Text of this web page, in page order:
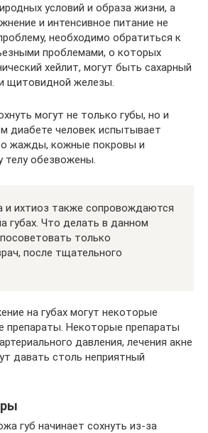
условий и образа жизни, а
и интенсивное питание не
необходимо обратиться к
проблемами, о которых
хейлит, могут быть сахарный
щитовидной железы.
могут не только губы, но и
диабете человек испытывает
жажды, кожные покровы и
телу обезвожены.
и ихтиоз также сопровождаются
губах. Что делать в данном
только
после тщательного
на губах могут некоторые
препараты. Некоторые препараты
давления, лечения акне
давать столь неприятный
губ начинает сохнуть из-за